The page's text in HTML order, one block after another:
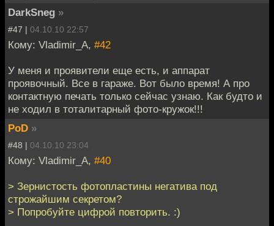
DarkSneg »
#47 | 04.10.10 22:57
Кому: Vladimir_A, #42
У меня и проявители еще есть, и аппарат
проявочный. Все в гараже. Вот было время! А про
контактную печать только сейчас узнаю. Как будто и
не ходил в тоталитарный фото-кружок!!!
PoD »
#48 | 04.10.10 23:04
Кому: Vladimir_A, #40
> Зернистость фотопластины негатива под
строжайшим секретом?
> Попробуйте цифрой повторить. :)